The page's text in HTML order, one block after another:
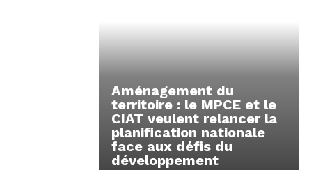
Aménagement du
territoire : le MPCE et le
CIAT veulent relancer la
planification nationale
face aux défis du
développement